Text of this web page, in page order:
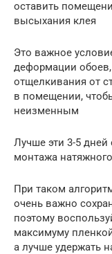
оставить
высыхания клея
Это важное
деформации
отщелкивания от
в помещении,
неизменным
Лучше эти 3-5
монтажа
При таком
очень важно
поэтому
максимуму
а лучше удержать